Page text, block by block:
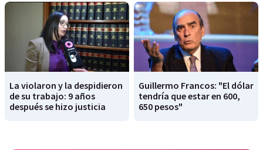
La violaron y la despidieron
de su trabajo: 9 años
después se hizo justicia
Guillermo Francos: "El dólar
tendría que estar en 600,
650 pesos"